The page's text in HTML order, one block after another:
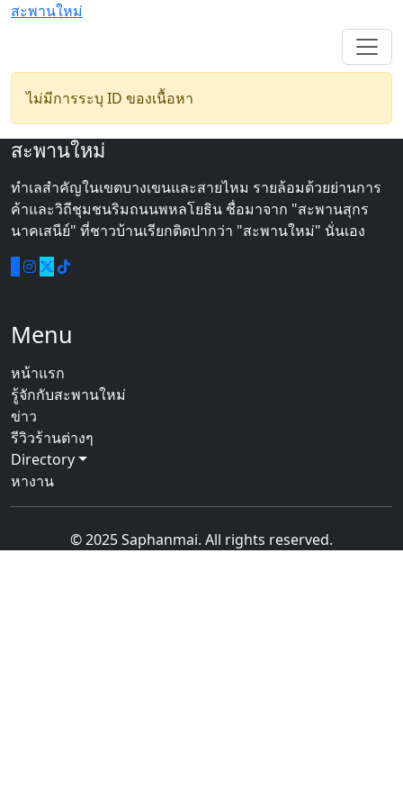
สะพานใหม่
ไม่มีการระบุ ID ของเนื้อหา
สะพานใหม่
ทำเลสำคัญในเขตบางเขนและสายไหม รายล้อมด้วยย่านการ
ค้าและวิถีชุมชนริมถนนพหลโยธิน ชื่อมาจาก "สะพานสุกร
นาคเสนีย์" ที่ชาวบ้านเรียกติดปากว่า "สะพานใหม่" นั่นเอง
Menu
หน้าแรก
รู้จักกับสะพานใหม่
ข่าว
รีวิวร้านต่างๆ
Directory
หางาน
© 2025 Saphanmai. All rights reserved.